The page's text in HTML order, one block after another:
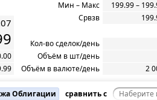
Мин – Макс
199.99 –
Срвзв
Кол-во сделок/день
Объём в шт/день
Объём в валюте/день
2
Облигации
сравнить с